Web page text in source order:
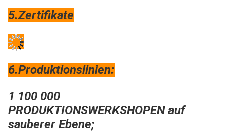
5.Zertifikate
6.Produktionslinien:
1 100 000
PRODUKTIONSWERKSHOPEN auf
sauberer Ebene;